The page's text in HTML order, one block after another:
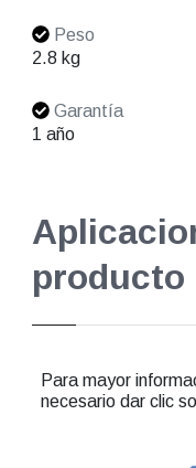
Peso
2.8 kg
Garantía
1 año
producto
Para mayor
necesario dar clic